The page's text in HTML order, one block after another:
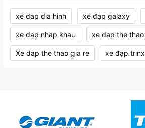
xe dap dia hinh xe đạp galaxy
xe dap nhap khau xe dap the thao
Xe dap the thao gia re xe đạp trinx